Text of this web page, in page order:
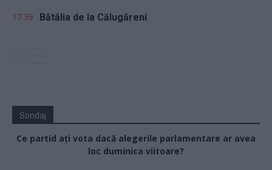
17.39 Bătălia de la Călugăreni
Sondaj
Ce partid ați vota dacă alegerile parlamentare ar avea
loc duminica viitoare?